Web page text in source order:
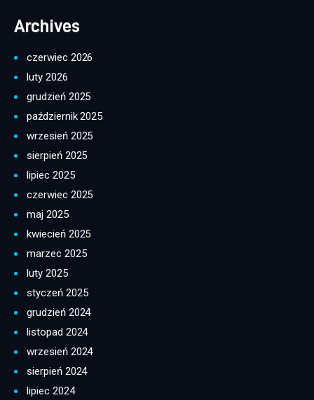
Archives
czerwiec 2026
luty 2026
grudzień 2025
październik 2025
wrzesień 2025
sierpień 2025
lipiec 2025
czerwiec 2025
maj 2025
kwiecień 2025
marzec 2025
luty 2025
styczeń 2025
grudzień 2024
listopad 2024
wrzesień 2024
sierpień 2024
lipiec 2024